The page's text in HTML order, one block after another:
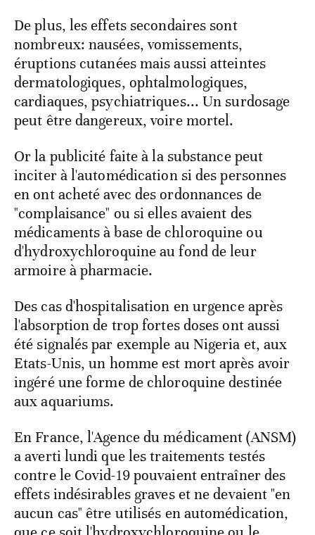
De plus, les effets secondaires sont
nombreux: nausées, vomissements,
éruptions cutanées mais aussi atteintes
dermatologiques, ophtalmologiques,
cardiaques, psychiatriques... Un surdosage
peut être dangereux, voire mortel.
Or la publicité faite à la substance peut
inciter à l'automédication si des personnes
en ont acheté avec des ordonnances de
"complaisance" ou si elles avaient des
médicaments à base de chloroquine ou
d'hydroxychloroquine au fond de leur
armoire à pharmacie.
Des cas d'hospitalisation en urgence après
l'absorption de trop fortes doses ont aussi
été signalés par exemple au Nigeria et, aux
Etats-Unis, un homme est mort après avoir
ingéré une forme de chloroquine destinée
aux aquariums.
En France, l'Agence du médicament (ANSM)
a averti lundi que les traitements testés
contre le Covid-19 pouvaient entraîner des
effets indésirables graves et ne devaient "en
aucun cas" être utilisés en automédication,